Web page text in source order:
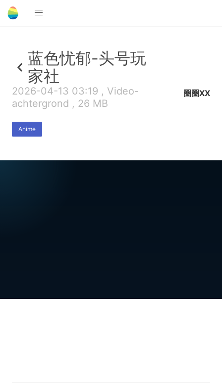
蓝色忧郁-头号玩
家社
2026-04-13 03:19 , Video-
achtergrond , 26 MB
Anime
圈圈XX